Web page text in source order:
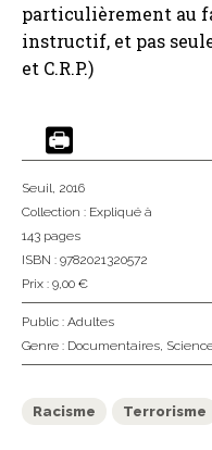
particulièrement au
instructif, et pas
et C.R.P.)
Seuil, 2016
Collection : Expliqué à
143 pages
ISBN : 9782021320572
Prix : 9,00 €
Public : Adultes
Genre : Documentaires,
Racisme Terrorisme